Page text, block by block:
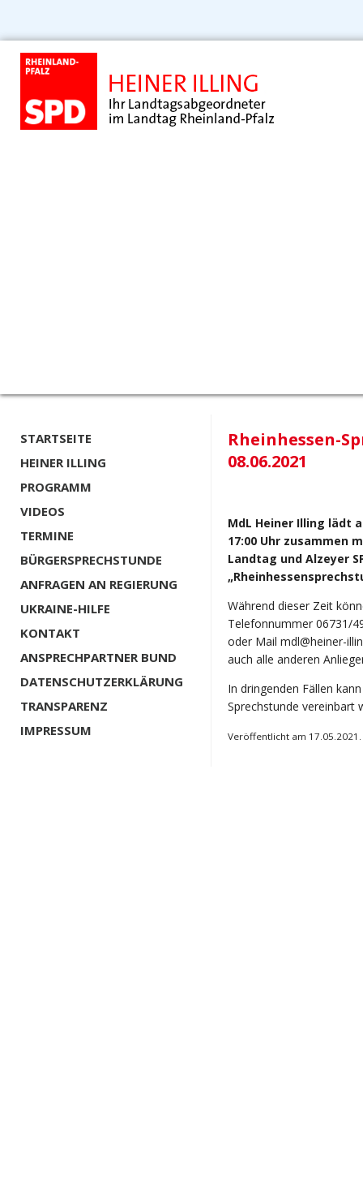
STARTSEITE
HEINER ILLING
PROGRAMM
VIDEOS
TERMINE
BÜRGERSPRECHSTUNDE
ANFRAGEN AN REGIERUNG
UKRAINE-HILFE
KONTAKT
ANSPRECHPARTNER BUND
DATENSCHUTZERKLÄRUNG
TRANSPARENZ
IMPRESSUM
Rheinhessen-
08.06.2021
MdL Heiner Illing lädt
17:00 Uhr zusammen
Landtag und Alzeyer
Während dieser Zeit
Telefonnummer 06731/
oder Mail mdl@heiner-
auch alle anderen
In dringenden Fällen
Sprechstunde vereinbart
Veröffentlicht am 17.05.2021.